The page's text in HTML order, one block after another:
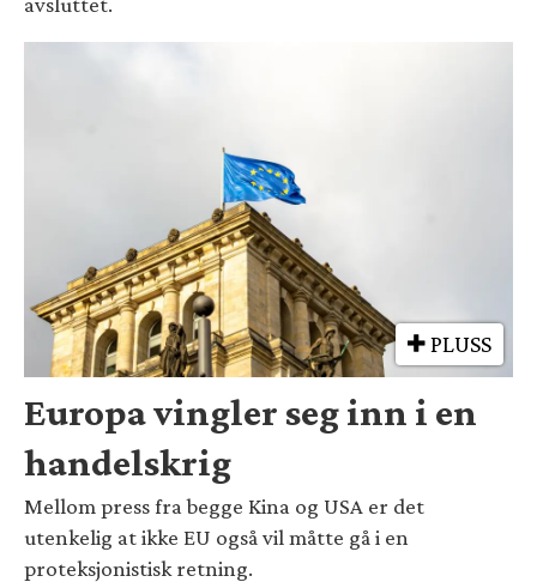
PLUSS
Europa vingler seg inn i en
handelskrig
Mellom press fra begge Kina og USA er det
utenkelig at ikke EU også vil måtte gå i en
proteksjonistisk retning.